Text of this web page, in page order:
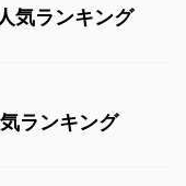
気ランキング
ランキング